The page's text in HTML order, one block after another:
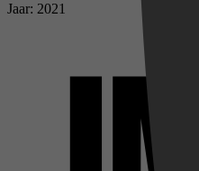
Jaar: 2021